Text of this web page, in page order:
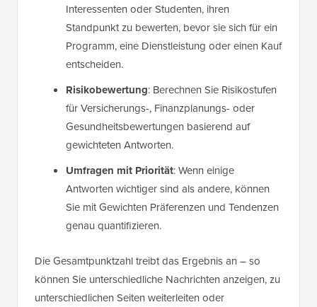
Interessenten oder Studenten, ihren
Standpunkt zu bewerten, bevor sie sich für ein
Programm, eine Dienstleistung oder einen Kauf
entscheiden.
Risikobewertung: Berechnen Sie Risikostufen
für Versicherungs-, Finanzplanungs- oder
Gesundheitsbewertungen basierend auf
gewichteten Antworten.
Umfragen mit Priorität: Wenn einige
Antworten wichtiger sind als andere, können
Sie mit Gewichten Präferenzen und Tendenzen
genau quantifizieren.
Die Gesamtpunktzahl treibt das Ergebnis an – so
können Sie unterschiedliche Nachrichten anzeigen, zu
unterschiedlichen Seiten weiterleiten oder